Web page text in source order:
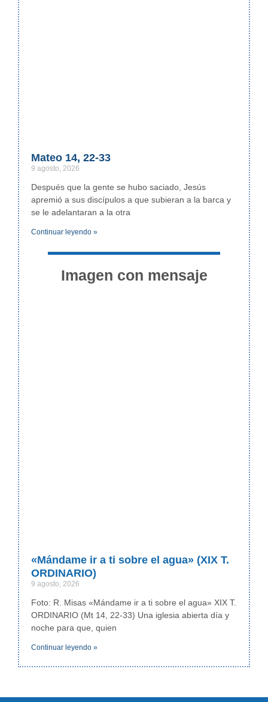
Mateo 14, 22-33
9 agosto, 2026
Después que la gente se hubo saciado, Jesús
apremió a sus discípulos a que subieran a la barca y
se le adelantaran a la otra
Continuar leyendo »
Imagen con mensaje
«Mándame ir a ti sobre el agua» (XIX T.
ORDINARIO)
9 agosto, 2026
Foto: R. Misas «Mándame ir a ti sobre el agua» XIX T.
ORDINARIO (Mt 14, 22-33) Una iglesia abierta día y
noche para que, quien
Continuar leyendo »